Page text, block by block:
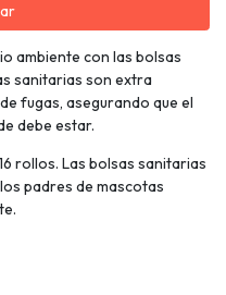
ambiente con las bolsas
sanitarias son extra
fugas, asegurando que el
debe estar.
rollos. Las bolsas sanitarias
padres de mascotas